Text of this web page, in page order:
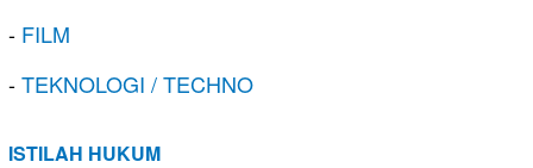
- FILM
-TEKNOLOGI / TECHNO
ISTILAH HUKUM